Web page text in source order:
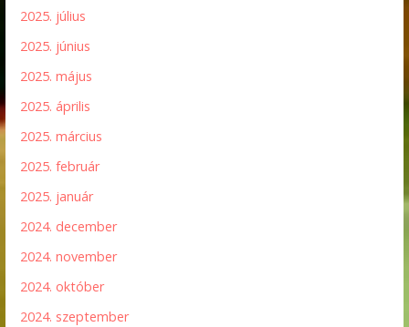
2025. július
2025. június
2025. május
2025. április
2025. március
2025. február
2025. január
2024. december
2024. november
2024. október
2024. szeptember